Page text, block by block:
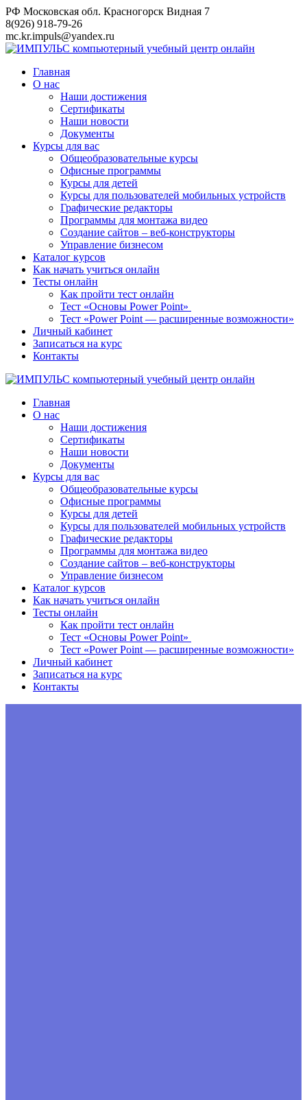
Перейти
к
контенту
РФ Московская обл. Красногорск Видная 7
8(926) 918-79-26
mc.kr.impuls@yandex.ru
Главная
О нас
Наши достижения
Сертификаты
Наши новости
Документы
Курсы для вас
Общеобразовательные курсы
Офисные программы
Курсы для детей
Курсы для пользователей мобильных устройств
Графические редакторы
Программы для монтажа видео
Создание сайтов – веб-конструкторы
Управление бизнесом
Каталог курсов
Как начать учиться онлайн
Тесты онлайн
Как пройти тест онлайн
Тест «Основы Power Point»
Тест «Power Point — расширенные возможности»
Личный кабинет
Записаться на курс
Контакты
Главная
О нас
Наши достижения
Сертификаты
Наши новости
Документы
Курсы для вас
Общеобразовательные курсы
Офисные программы
Курсы для детей
Курсы для пользователей мобильных устройств
Графические редакторы
Программы для монтажа видео
Создание сайтов – веб-конструкторы
Управление бизнесом
Каталог курсов
Как начать учиться онлайн
Тесты онлайн
Как пройти тест онлайн
Тест «Основы Power Point»
Тест «Power Point — расширенные возможности»
Личный кабинет
Записаться на курс
Контакты